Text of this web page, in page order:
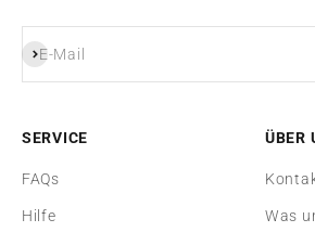
E-Mail
Abonnieren
SERVICE
FAQs
Hilfe
ÜBER
Was